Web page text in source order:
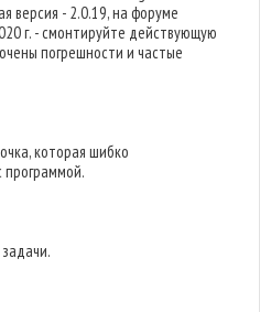
версия - 2.0.19, на форуме
г. - смонтируйте действующую
погрешности и частые
которая шибко
программой.